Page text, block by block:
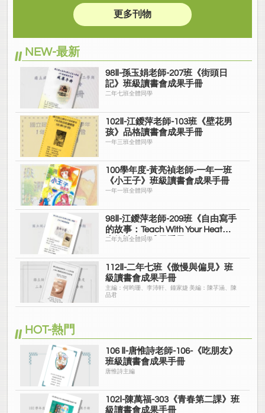
更多刊物
NEW-最新
98Ⅱ-孫玉娟老師-207班《街頭日
記》班級讀書會成果手冊
二年七班全體同學
102Ⅱ-江鑀萍老師-103班《壁花男
孩》品格讀書會成果手冊
一年三班全體同學
100學年度-黃亮禎老師-一年一班
《小王子》班級讀書會成果手冊
一年一班全體同學
98Ⅱ-江鑀萍老師-209班《自由寫手
的故事：Teach With Your Heat》
班級讀書會成果手冊
二年九班全體同學
112Ⅱ-二年七班《傲慢與偏見》班
級讀書會成果手冊
主編：何昀珊、李沛軒、鐘家婕 美編：陳芓涵、陳
品君
HOT-熱門
106 Ⅱ-唐惟詩老師-106-《吃朋友》
班級讀書會成果手冊
唐惟詩主編
102Ⅰ-陳萬福-303《青春第二課》班
級讀書會成果手冊